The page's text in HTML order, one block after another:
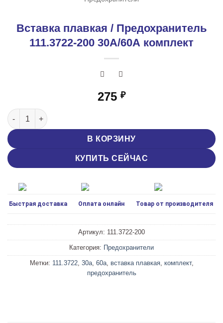
Вставка плавкая / Предохранитель
111.3722-200 30А/60А комплект
275 ₽
Количество товара Вставка плавкая / Предохранитель
В КОРЗИНУ
КУПИТЬ СЕЙЧАС
Быстрая доставка Оплата онлайн Товар от производителя
Артикул: 111.3722-200
Категория: Предохранители
Метки: 111.3722, 30а, 60а, вставка плавкая, комплект,
предохранитель